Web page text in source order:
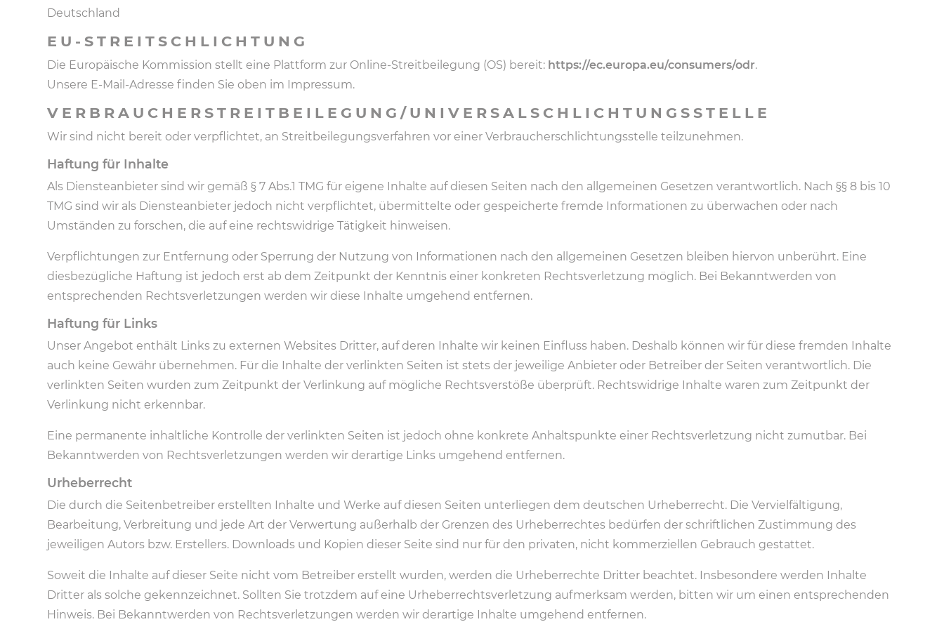
Deutschland
EU-STREITSCHLICHTUNG
Die Europäische Kommission stellt eine Plattform zur Online-Streitbeilegung (OS) bereit: https://ec.europa.eu/consumers/odr.
Unsere E-Mail-Adresse finden Sie oben im Impressum.
VERBRAUCHER­STREIT­BEILEGUNG/UNIVERSAL­SCHLICHTUNGS­STELLE
Wir sind nicht bereit oder verpflichtet, an Streitbeilegungsverfahren vor einer Verbraucherschlichtungsstelle teilzunehmen.
Haftung für Inhalte
Als Diensteanbieter sind wir gemäß § 7 Abs.1 TMG für eigene Inhalte auf diesen Seiten nach den allgemeinen Gesetzen verantwortlich. Nach §§ 8 bis 10
TMG sind wir als Diensteanbieter jedoch nicht verpflichtet, übermittelte oder gespeicherte fremde Informationen zu überwachen oder nach
Umständen zu forschen, die auf eine rechtswidrige Tätigkeit hinweisen.
Verpflichtungen zur Entfernung oder Sperrung der Nutzung von Informationen nach den allgemeinen Gesetzen bleiben hiervon unberührt. Eine
diesbezügliche Haftung ist jedoch erst ab dem Zeitpunkt der Kenntnis einer konkreten Rechtsverletzung möglich. Bei Bekanntwerden von
entsprechenden Rechtsverletzungen werden wir diese Inhalte umgehend entfernen.
Haftung für Links
Unser Angebot enthält Links zu externen Websites Dritter, auf deren Inhalte wir keinen Einfluss haben. Deshalb können wir für diese fremden Inhalte
auch keine Gewähr übernehmen. Für die Inhalte der verlinkten Seiten ist stets der jeweilige Anbieter oder Betreiber der Seiten verantwortlich. Die
verlinkten Seiten wurden zum Zeitpunkt der Verlinkung auf mögliche Rechtsverstöße überprüft. Rechtswidrige Inhalte waren zum Zeitpunkt der
Verlinkung nicht erkennbar.
Eine permanente inhaltliche Kontrolle der verlinkten Seiten ist jedoch ohne konkrete Anhaltspunkte einer Rechtsverletzung nicht zumutbar. Bei
Bekanntwerden von Rechtsverletzungen werden wir derartige Links umgehend entfernen.
Urheberrecht
Die durch die Seitenbetreiber erstellten Inhalte und Werke auf diesen Seiten unterliegen dem deutschen Urheberrecht. Die Vervielfältigung,
Bearbeitung, Verbreitung und jede Art der Verwertung außerhalb der Grenzen des Urheberrechtes bedürfen der schriftlichen Zustimmung des
jeweiligen Autors bzw. Erstellers. Downloads und Kopien dieser Seite sind nur für den privaten, nicht kommerziellen Gebrauch gestattet.
Soweit die Inhalte auf dieser Seite nicht vom Betreiber erstellt wurden, werden die Urheberrechte Dritter beachtet. Insbesondere werden Inhalte
Dritter als solche gekennzeichnet. Sollten Sie trotzdem auf eine Urheberrechtsverletzung aufmerksam werden, bitten wir um einen entsprechenden
Hinweis. Bei Bekanntwerden von Rechtsverletzungen werden wir derartige Inhalte umgehend entfernen.